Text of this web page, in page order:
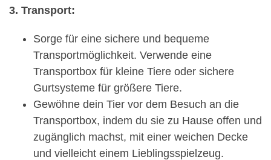
3. Transport:
Sorge für eine sichere und bequeme
Transportmöglichkeit. Verwende eine
Transportbox für kleine Tiere oder sichere
Gurtsysteme für größere Tiere.
Gewöhne dein Tier vor dem Besuch an die
Transportbox, indem du sie zu Hause offen und
zugänglich machst, mit einer weichen Decke
und vielleicht einem Lieblingsspielzeug.